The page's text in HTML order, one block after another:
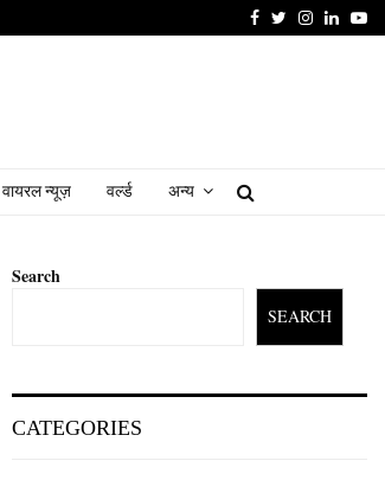
FacebookTwitter
Instagram
वायरल न्यूज़ वर्ल्ड अन्य
Search
SEARCH
CATEGORIES